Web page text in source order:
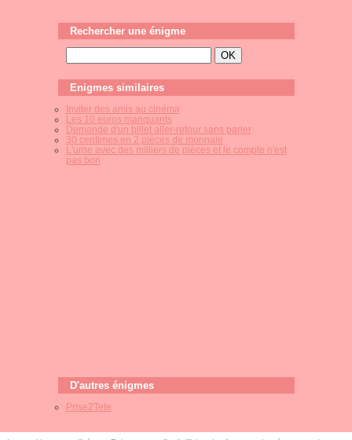
Rechercher une énigme
Enigmes similaires
Inviter des amis au cinéma
Les 10 euros manquants
Demande d'un billet aller-retour sans parler
30 centimes en 2 pièces de monnaie
L'urne avec des milliers de pièces et le compte n'est
pas bon
D'autres énigmes
Prise2Tete